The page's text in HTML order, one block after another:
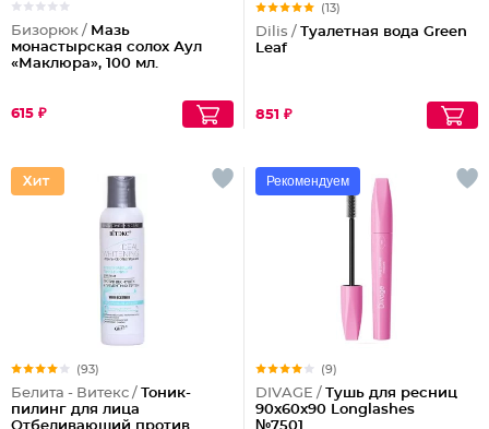
Бизорюк / Мазь
монастырская солох Аул
«Маклюра», 100 мл.
615 ₽
(13)
Dilis / Туалетная вода Green
Leaf
851 ₽
(93)
Белита - Витекс / Тоник-
пилинг для лица
Отбеливающий против
Рекомендуем
(9)
DIVAGE / Тушь для ресниц
90x60x90 Longlashes
№7501